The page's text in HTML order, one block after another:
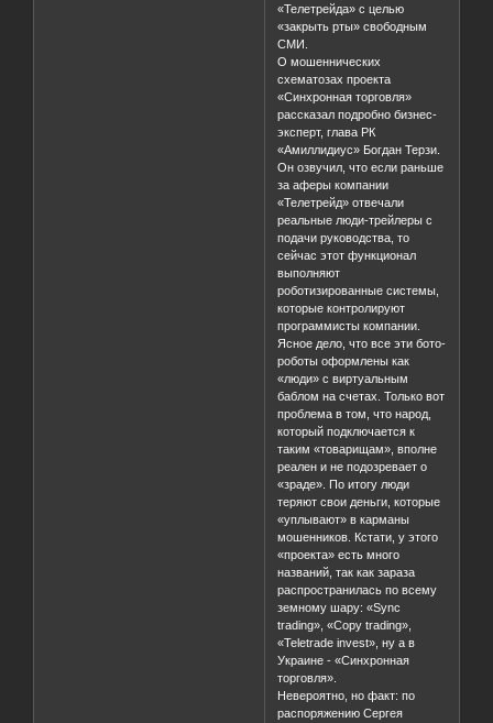
«Телетрейда» с целью
«закрыть рты» свободным
СМИ.
О мошеннических
схематозах проекта
«Синхронная торговля»
рассказал подробно бизнес-
эксперт, глава РК
«Амиллидиус» Богдан Терзи.
Он озвучил, что если раньше
за аферы компании
«Телетрейд» отвечали
реальные люди-трейлеры с
подачи руководства, то
сейчас этот функционал
выполняют
роботизированные системы,
которые контролируют
программисты компании.
Ясное дело, что все эти бото-
роботы оформлены как
«люди» с виртуальным
баблом на счетах. Только вот
проблема в том, что народ,
который подключается к
таким «товарищам», вполне
реален и не подозревает о
«зраде». По итогу люди
теряют свои деньги, которые
«уплывают» в карманы
мошенников. Кстати, у этого
«проекта» есть много
названий, так как зараза
распространилась по всему
земному шару: «Sync
trading», «Copy trading»,
«Teletrade invest», ну а в
Украине - «Синхронная
торговля».
Невероятно, но факт: по
распоряжению Сергея